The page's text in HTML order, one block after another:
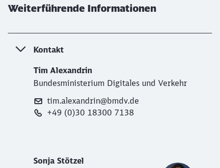
Weiterführende Informationen
Kontakt
Tim Alexandrin
Bundesministerium Digitales und Verkehr
tim.alexandrin@bmdv.de
+49 (0)30 18300 7138
Sonja Stötzel